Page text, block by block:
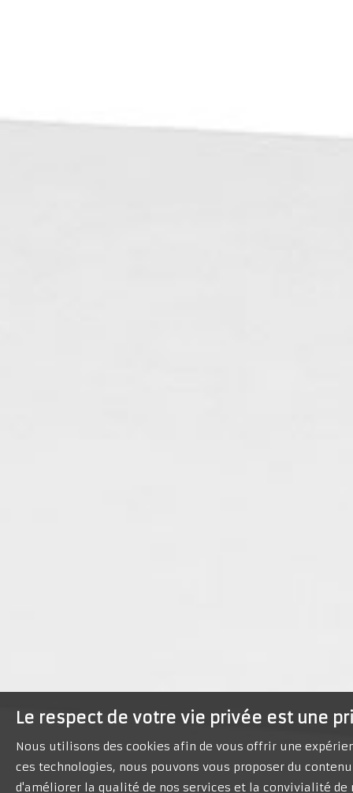
Le respect de votre vie privée est une
Nous utilisons des cookies afin de vous offrir une
ces technologies, nous pouvons vous proposer du
d'améliorer la qualité de nos services et la convivialité